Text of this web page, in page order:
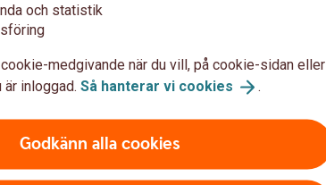
Platinum
kreditkort Mastercard
försäkringsgivare och
läsmer
och statistik
medgivande när du vill, på cookie-sidan eller
är inloggad. Så hanterar vi cookies .
Godkänn alla cookies